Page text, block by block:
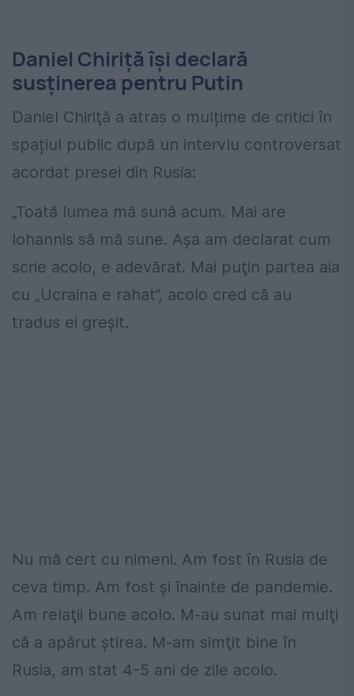
Daniel Chiriţă îşi declară
susţinerea pentru Putin
Daniel Chiriţă a atras o mulțime de critici în
spațiul public după un interviu controversat
acordat presei din Rusia:
„Toată lumea mă sună acum. Mai are
Iohannis să mă sune. Aşa am declarat cum
scrie acolo, e adevărat. Mai puţin partea aia
cu „Ucraina e rahat”, acolo cred că au
tradus ei greşit.
Nu mă cert cu nimeni. Am fost în Rusia de
ceva timp. Am fost şi înainte de pandemie.
Am relaţii bune acolo. M-au sunat mai mulţi
că a apărut ştirea. M-am simţit bine în
Rusia, am stat 4-5 ani de zile acolo.